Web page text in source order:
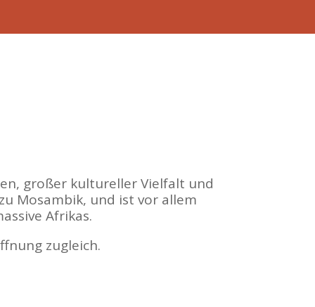
großer kultureller Vielfalt und
Mosambik, und ist vor allem
Afrikas.
zugleich.